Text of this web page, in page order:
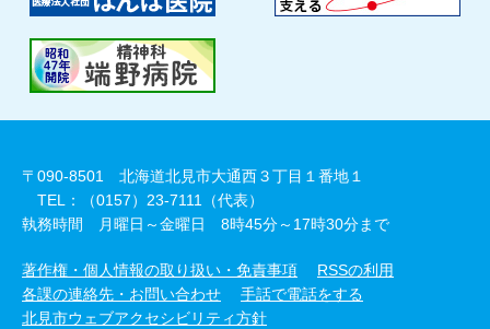
〒090-8501 北海道北見市大通西３丁目１番地１
TEL：（0157）23-7111（代表）
執務時間 月曜日～金曜日 8時45分～17時30分まで
著作権・個人情報の取り扱い・免責事項
RSSの利用
各課の連絡先・お問い合わせ
手話で電話をする
北見市ウェブアクセシビリティ方針